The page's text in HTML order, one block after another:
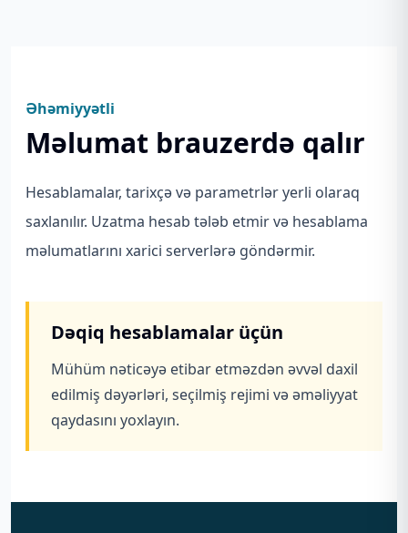
Əhəmiyyətli
Məlumat brauzerdə qalır
Hesablamalar, tarixçə və parametrlər yerli olaraq
saxlanılır. Uzatma hesab tələb etmir və hesablama
məlumatlarını xarici serverlərə göndərmir.
Dəqiq hesablamalar üçün
Mühüm nəticəyə etibar etməzdən əvvəl daxil
edilmiş dəyərləri, seçilmiş rejimi və əməliyyat
qaydasını yoxlayın.